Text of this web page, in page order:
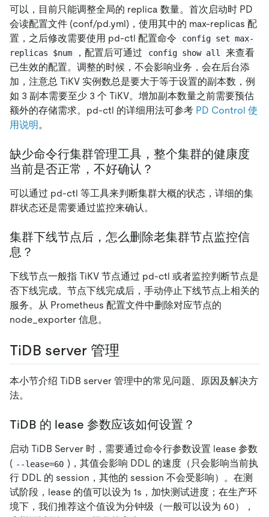
可以，目前只能调整全局的 replica 数量。首次启动时 PD
会读配置文件 (conf/pd.yml)，使用其中的 max-replicas 配
置，之后修改需要使用 pd-ctl 配置命令
config set max-
replicas $num
，配置后可通过 config show all
来查看
已生效的配置。调整的时候，不会影响业务，会在后台添
加，注意总 TiKV 实例数总是要大于等于设置的副本数，例
如 3 副本需要至少 3 个 TiKV。增加副本数量之前需要预估
额外的存储需求。pd-ctl 的详细用法可参考 PD Control 使
用说明。
缺少命令行集群管理工具，整个集群的健康度
当前是否正常，不好确认？
可以通过 pd-ctl 等工具来判断集群大概的状态，详细的集
群状态还是需要通过监控来确认。
集群下线节点后，怎么删除老集群节点监控信
息？
下线节点一般指 TiKV 节点通过 pd-ctl 或者监控判断节点是
否下线完成。节点下线完成后，手动停止下线节点上相关的
服务。从 Prometheus 配置文件中删除对应节点的
node_exporter 信息。
TiDB server 管理
本小节介绍 TiDB server 管理中的常见问题、原因及解决方
法。
TiDB 的 lease 参数应该如何设置？
启动 TiDB Server 时，需要通过命令行参数设置 lease 参数
( --lease=60 )，其值会影响 DDL 的速度（只会影响当前执
行 DDL 的 session，其他的 session 不会受影响）。在测
试阶段，lease 的值可以设为 1s，加快测试进度；在生产环
境下，我们推荐这个值设为分钟级（一般可以设为 60），